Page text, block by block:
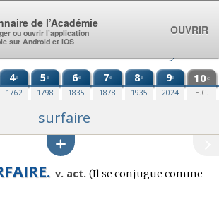
4e
1762
5e
1798
6e
1835
7e
1878
8e
1935
9e
2024
10e
E.C.
surfaire
v. act. Conjugaison
(Il se conjugue comme
de l’Académie
ou ouvrir l’application
sur Android et iOS
OUVRIR